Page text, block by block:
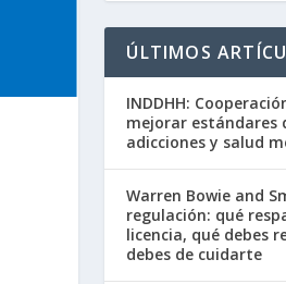
ÚLTIMOS
INDDHH:
mejorar estándares
adicciones y salud
Warren Bowie and
regulación: qué
licencia, qué debes
debes de cuidarte